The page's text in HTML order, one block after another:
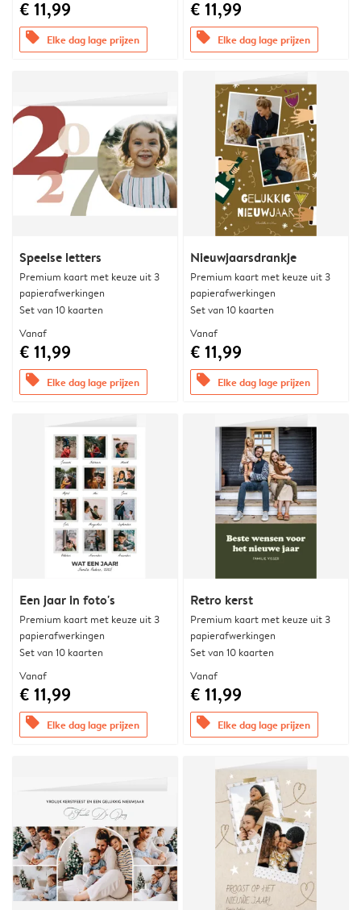
€ 11,99
offers Elke dag lage prijzen
€ 11,99
offers Elke dag lage prijzen
Speelse letters
Premium kaart met keuze uit 3
papierafwerkingen
Set van 10 kaarten
Vanaf
€ 11,99
offers Elke dag lage prijzen
Nieuwjaarsdrankje
Premium kaart met keuze uit 3
papierafwerkingen
Set van 10 kaarten
Vanaf
€ 11,99
offers Elke dag lage prijzen
Een jaar in foto's
Premium kaart met keuze uit 3
papierafwerkingen
Set van 10 kaarten
Vanaf
€ 11,99
offers Elke dag lage prijzen
Retro kerst
Premium kaart met keuze uit 3
papierafwerkingen
Set van 10 kaarten
Vanaf
€ 11,99
offers Elke dag lage prijzen